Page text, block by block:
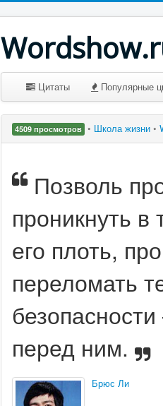
Цитаты Популярные
4509 просмотров • Школа жизни •
Позволь
проникнуть
его плоть,
переломать
перед ним.
Брюс Ли